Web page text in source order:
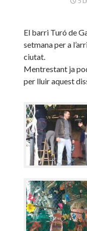
El barri Turó de
setmana per a
ciutat.
Mentrestant ja
per lluir aquest